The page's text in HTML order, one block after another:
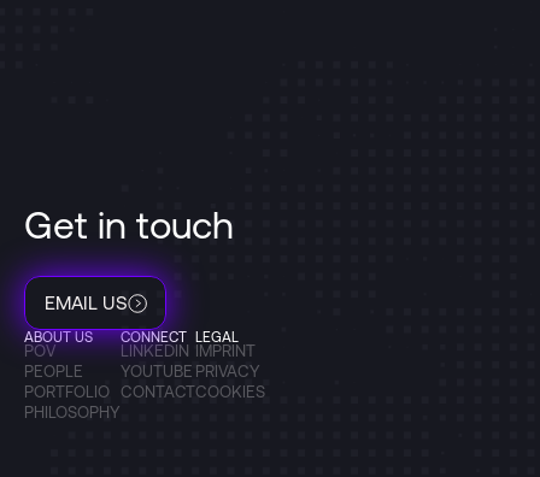
Get in touch
EMAIL US
ABOUT US
POV
PEOPLE
PORTFOLIO
PHILOSOPHY
CONNECT
LINKEDIN
YOUTUBE
CONTACT
LEGAL
IMPRINT
PRIVACY
COOKIES